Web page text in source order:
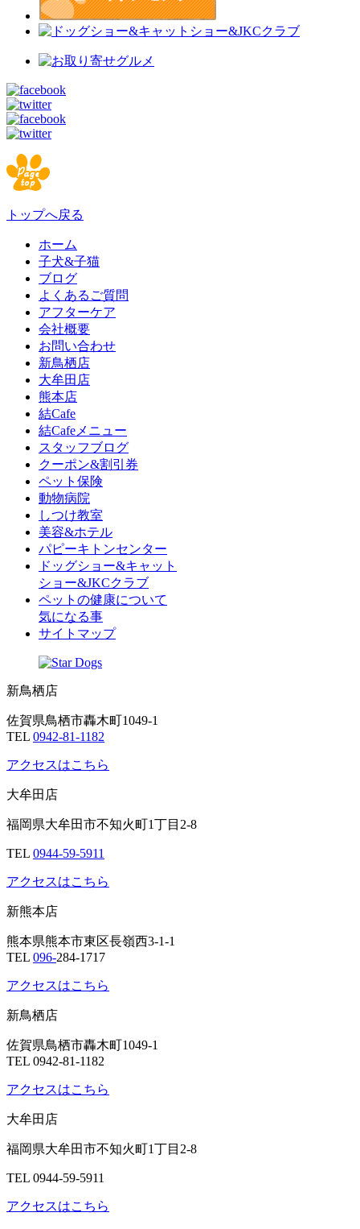
トップへ戻る
ホーム
子犬&子猫
ブログ
よくあるご質問
アフターケア
会社概要
お問い合わせ
新鳥栖店
大牟田店
熊本店
結Cafe
結Cafeメニュー
スタッフブログ
クーポン&割引券
ペット保険
動物病院
しつけ教室
美容&ホテル
パピーキトンセンター
ドッグショー&キャット
ショー&JKCクラブ
ペットの健康について
気になる事
サイトマップ
新鳥栖店
佐賀県鳥栖市轟木町1049-1
TEL 0942-81-1182
アクセスはこちら
大牟田店
福岡県大牟田市不知火町1丁目2-8
TEL 0944-59-5911
アクセスはこちら
新熊本店
熊本県熊本市東区長嶺西3-1-1
TEL 096-284-1717
アクセスはこちら
新鳥栖店
佐賀県鳥栖市轟木町1049-1
TEL 0942-81-1182
アクセスはこちら
大牟田店
福岡県大牟田市不知火町1丁目2-8
TEL 0944-59-5911
アクセスはこちら